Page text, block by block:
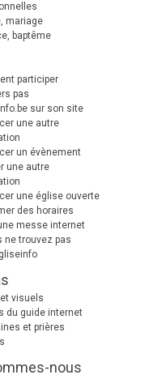
mariage
baptême
participer
pas
sur son site
une autre
un évènement
une autre
une église ouverte
des horaires
messe internet
ne trouvez pas
visuels
du guide internet
et prières
nous